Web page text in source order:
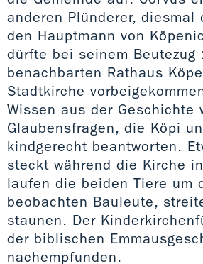
anderen Plünderer, diesmal
den Hauptmann von
dürfte bei seinem Beutezug
benachbarten Rathaus
Stadtkirche
Wissen aus der Geschichte
Glaubensfragen, die Köpi
kindgerecht beantworten.
steckt während die Kirche
laufen die beiden Tiere um
beobachten Bauleute,
staunen. Der
der biblischen
nachempfunden.